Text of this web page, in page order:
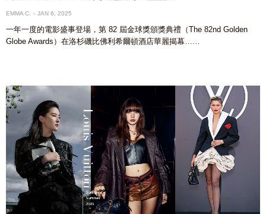
EMMA C. JAN 6, 2025
一年一度的電影盛事登場，第 82 屆金球獎頒獎典禮（The 82nd Golden
Globe Awards）在洛杉磯比佛利希爾頓酒店華麗揭幕……